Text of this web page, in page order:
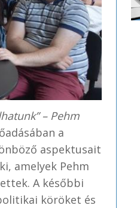
– Pehm
a
aspektusait
amelyek Pehm
A későbbi
köröket és